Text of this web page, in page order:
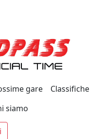
gare
Classifiche
siamo